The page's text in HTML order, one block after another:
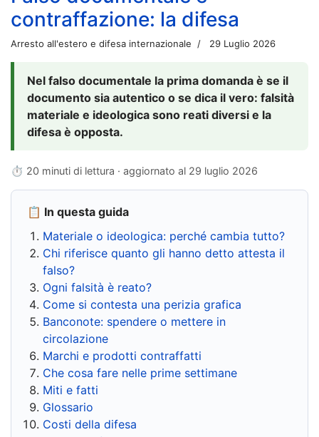
contraffazione: la difesa
Arresto all'estero e difesa internazionale 29 Luglio 2026
Nel falso documentale la prima domanda è se il
documento sia autentico o se dica il vero: falsità
materiale e ideologica sono reati diversi e la
difesa è opposta.
⏱ 20 minuti di lettura · aggiornato al 29 luglio 2026
📋 In questa guida
Materiale o ideologica: perché cambia tutto?
Chi riferisce quanto gli hanno detto attesta il
falso?
Ogni falsità è reato?
Come si contesta una perizia grafica
Banconote: spendere o mettere in
circolazione
Marchi e prodotti contraffatti
Che cosa fare nelle prime settimane
Miti e fatti
Glossario
Costi della difesa